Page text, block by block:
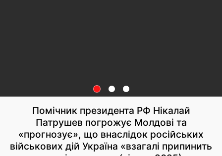
Помічник президента РФ Нікалай
Патрушев погрожує Молдові та
«прогнозує», що внаслідок російських
військових дій Україна «взагалі припинить